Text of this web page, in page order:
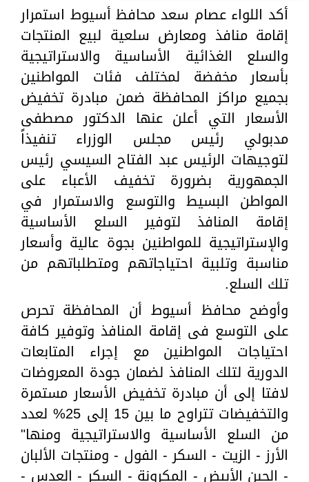
أكد اللواء عصام سعد محافظ أسيوط استمرار
إقامة منافذ ومعارض سلعية لبيع المنتجات
والسلع الغذائية الأساسية والاستراتيجية
بأسعار مخفضة لمختلف فئات المواطنين
بجميع مراكز المحافظة ضمن مبادرة تخفيض
الأسعار التي أعلن عنها الدكتور مصطفى
مدبولي رئيس مجلس الوزراء تنفيذاً
لتوجيهات الرئيس عبد الفتاح السيسي رئيس
الجمهورية بضرورة تخفيف الأعباء على
المواطن البسيط والتوسع والاستمرار في
إقامة المنافذ لتوفير السلع الأساسية
والإستراتيجية للمواطنين بجوة عالية وأسعار
مناسبة وتلبية احتياجاتهم ومتطلباتهم من
تلك السلع.
وأوضح محافظ أسيوط أن المحافظة تحرص
على التوسع فى إقامة المنافذ وتوفير كافة
احتياجات المواطنين مع إجراء المتابعات
الدورية لتلك المنافذ لضمان جودة المعروضات
لافتا إلى أن مبادرة تخفيض الأسعار مستمرة
والتخفيضات تتراوح ما بين 15 إلى 25% لعدد
من السلع الأساسية والاستراتيجية ومنها"
الأرز - الزيت - السكر - الفول - ومنتجات الألبان
- الجبن الأبيض - المكرونة - السكر - العدس -